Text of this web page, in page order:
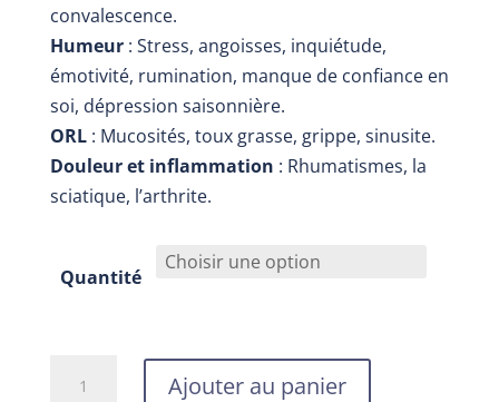
convalescence.
Humeur: Stress, angoisses, inquiétude,
émotivité, rumination, manque de confiance en
soi, dépression saisonnière.
ORL: Mucosités, toux grasse, grippe, sinusite.
Douleur et inflammation : Rhumatismes, la
sciatique, l’arthrite.
Quantité
Ajouter au panier